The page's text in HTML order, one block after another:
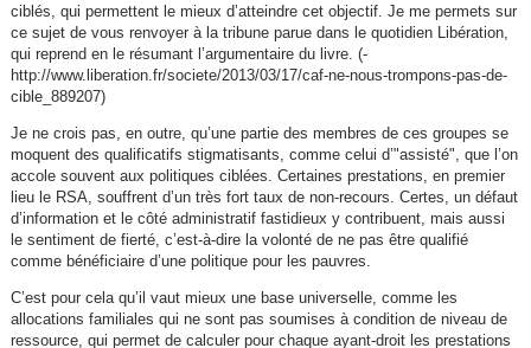
ciblés, qui permettent le mieux d’atteindre cet objectif. Je me permets sur
ce sujet de vous renvoyer à la tribune parue dans le quotidien Libération,
qui reprend en le résumant l’argumentaire du livre. (-
http://www.liberation.fr/societe/2013/03/17/caf-ne-nous-trompons-pas-de-
cible_889207)
Je ne crois pas, en outre, qu’une partie des membres de ces groupes se
moquent des qualificatifs stigmatisants, comme celui d’"assisté", que l’on
accole souvent aux politiques ciblées. Certaines prestations, en premier
lieu le RSA, souffrent d’un très fort taux de non-recours. Certes, un défaut
d’information et le côté administratif fastidieux y contribuent, mais aussi
le sentiment de fierté, c’est-à-dire la volonté de ne pas être qualifié
comme bénéficiaire d’une politique pour les pauvres.
C’est pour cela qu’il vaut mieux une base universelle, comme les
allocations familiales qui ne sont pas soumises à condition de niveau de
ressource, qui permet de calculer pour chaque ayant-droit les prestations